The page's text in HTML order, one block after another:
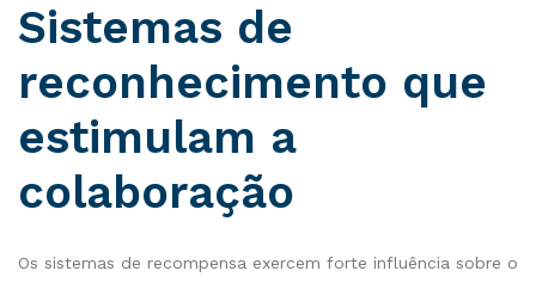
Sistemas de
reconhecimento que
estimulam a
colaboração
Os sistemas de recompensa exercem forte influência sobre o